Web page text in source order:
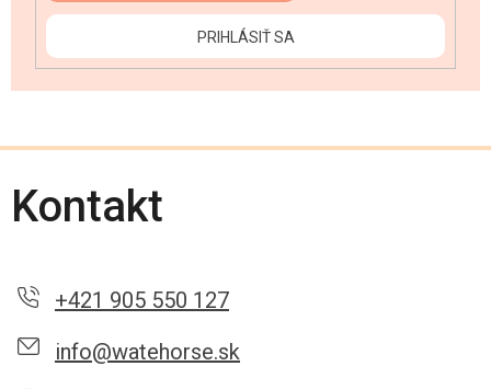
PRIHLÁSIŤ SA
Kontakt
+421 905 550 127
info@watehorse.sk